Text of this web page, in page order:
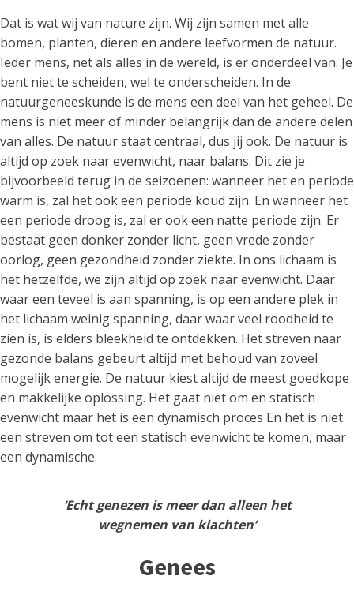
Dat is wat wij van nature zijn. Wij zijn samen met alle
bomen, planten, dieren en andere leefvormen de natuur.
Ieder mens, net als alles in de wereld, is er onderdeel van. Je
bent niet te scheiden, wel te onderscheiden. In de
natuurgeneeskunde is de mens een deel van het geheel. De
mens is niet meer of minder belangrijk dan de andere delen
van alles. De natuur staat centraal, dus jij ook. De natuur is
altijd op zoek naar evenwicht, naar balans. Dit zie je
bijvoorbeeld terug in de seizoenen: wanneer het en periode
warm is, zal het ook een periode koud zijn. En wanneer het
een periode droog is, zal er ook een natte periode zijn. Er
bestaat geen donker zonder licht, geen vrede zonder
oorlog, geen gezondheid zonder ziekte. In ons lichaam is
het hetzelfde, we zijn altijd op zoek naar evenwicht. Daar
waar een teveel is aan spanning, is op een andere plek in
het lichaam weinig spanning, daar waar veel roodheid te
zien is, is elders bleekheid te ontdekken. Het streven naar
gezonde balans gebeurt altijd met behoud van zoveel
mogelijk energie. De natuur kiest altijd de meest goedkope
en makkelijke oplossing. Het gaat niet om en statisch
evenwicht maar het is een dynamisch proces En het is niet
een streven om tot een statisch evenwicht te komen, maar
een dynamische.
‘Echt genezen is meer dan alleen het
wegnemen van klachten’
Genees